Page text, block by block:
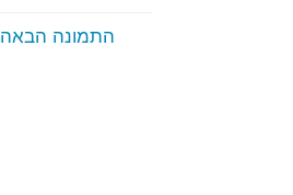
התמונה הבאה